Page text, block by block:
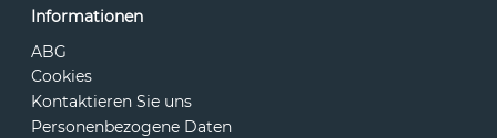
Informationen
ABG
Cookies
Kontaktieren Sie uns
Personenbezogene Daten